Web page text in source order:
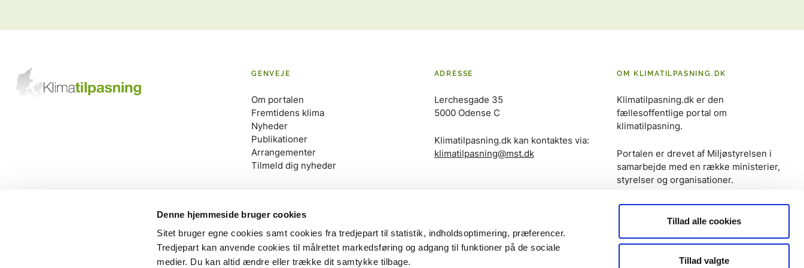
Denne hjemmeside bruger cookies
Sitet bruger egne cookies samt cookies fra tredjepart til statistik, indholdsoptimering, præferencer.
Tredjepart kan anvende cookies til målrettet markedsføring og adgang til funktioner på de sociale
medier. Du kan altid ændre eller trække dit samtykke tilbage.
Tillad alle cookies
Tillad valgte
GENVEJE
Om portalen
Fremtidens klima
Nyheder
Publikationer
Arrangementer
Tilmeld dig nyheder
ADRESSE
Lerchesgade 35
5000 Odense C
Klimatilpasning.dk kan kontaktes via:
klimatilpasning@mst.dk
OM KLIMATILPASNING.DK
Klimatilpasning.dk er den
fællesoffentlige portal om
klimatilpasning.
Portalen er drevet af Miljøstyrelsen i
samarbejde med en række ministerier,
styrelser og organisationer.
SPROG